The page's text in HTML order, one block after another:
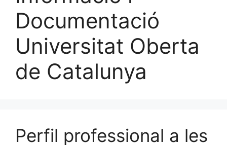
Documentació
Universitat Oberta
de Catalunya
Perfil professional a les